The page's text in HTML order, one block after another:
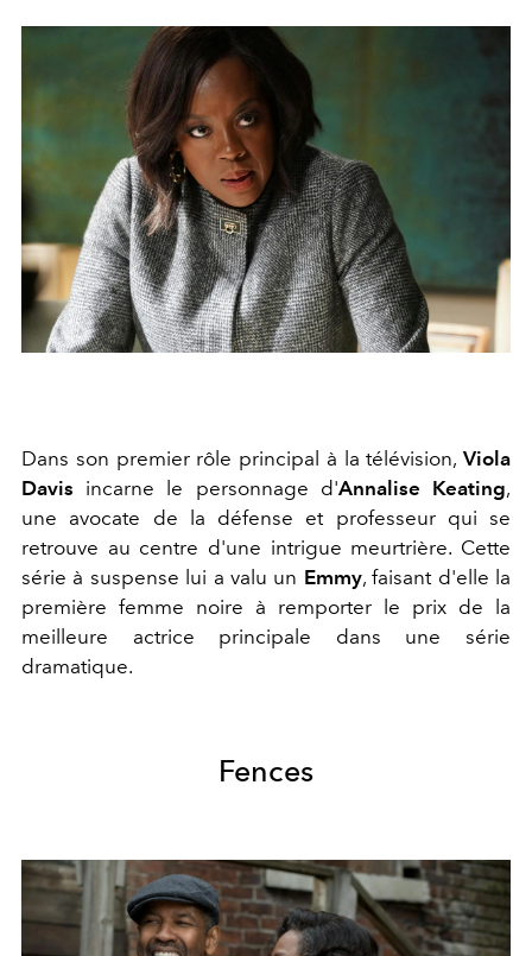
Dans son premier rôle principal à la télévision, Viola
Davis incarne le personnage d'Annalise Keating,
une avocate de la défense et professeur qui se
retrouve au centre d'une intrigue meurtrière. Cette
série à suspense lui a valu un Emmy, faisant d'elle la
première femme noire à remporter le prix de la
meilleure actrice principale dans une série
dramatique.
Fences